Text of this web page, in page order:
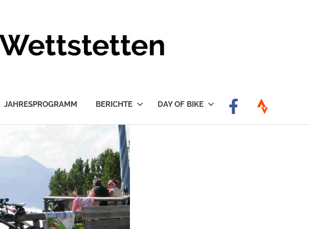
JAHRESPROGRAMM BERICHTE DAY OF BIKE